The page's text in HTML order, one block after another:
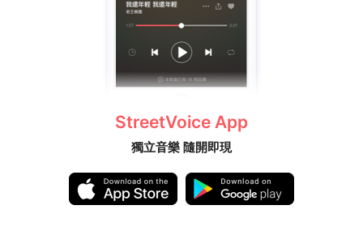
StreetVoice App
獨立音樂 隨開即現